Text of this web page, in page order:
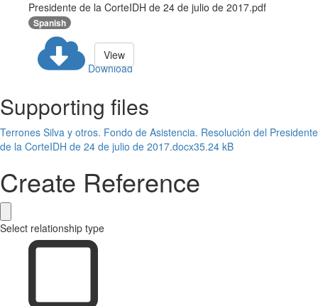
Presidente de la CorteIDH de 24 de julio de 2017.pdf
Spanish
Download
View
Supporting files
Terrones Silva y otros. Fondo de Asistencia. Resolución del Presidente
de la CorteIDH de 24 de julio de 2017.docx35.24 kB
Create Reference
Select relationship type